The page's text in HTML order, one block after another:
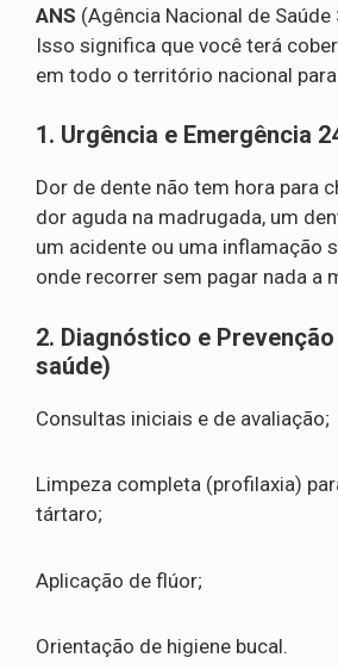
ANS (Agência Nacional de Saúde
Isso significa que você terá
em todo o território nacional
1. Urgência e Emergência
Dor de dente não tem hora para
dor aguda na madrugada, um
um acidente ou uma inflamação
onde recorrer sem pagar nada a
2. Diagnóstico e
saúde)
Consultas iniciais e de avaliação;
Limpeza completa (profilaxia)
tártaro;
Aplicação de flúor;
Orientação de higiene bucal.